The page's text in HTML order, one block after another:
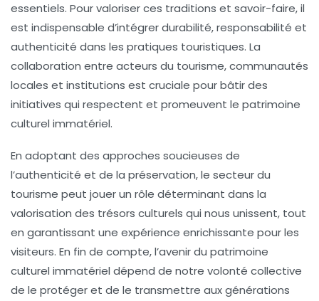
essentiels. Pour valoriser ces traditions et savoir-faire, il
est indispensable d’intégrer durabilité, responsabilité et
authenticité dans les pratiques touristiques. La
collaboration entre acteurs du tourisme, communautés
locales et institutions est cruciale pour bâtir des
initiatives qui respectent et promeuvent le patrimoine
culturel immatériel.
En adoptant des approches soucieuses de
l’authenticité et de la préservation, le secteur du
tourisme peut jouer un rôle déterminant dans la
valorisation des trésors culturels qui nous unissent, tout
en garantissant une expérience enrichissante pour les
visiteurs. En fin de compte, l’avenir du patrimoine
culturel immatériel dépend de notre volonté collective
de le protéger et de le transmettre aux générations